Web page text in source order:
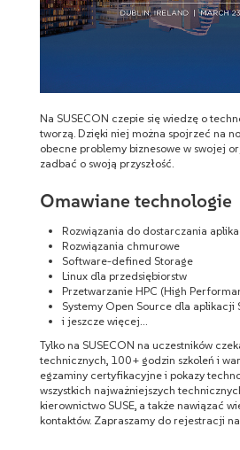
Na SUSECON czepie się wiedzę o
tworzą. Dzięki niej można spojrzeć na
obecne problemy biznesowe w swojej
zadbać o swoją przyszłość.
Omawiane technologie
Rozwiązania do dostarczania
Rozwiązania chmurowe
Software-defined Storage
Linux dla przedsiębiorstw
Przetwarzanie HPC (High
Systemy Open Source dla aplikacji
i jeszcze więcej…
Tylko na SUSECON na uczestników
technicznych, 100+ godzin szkoleń i
egzaminy certyfikacyjne i pokazy
wszystkich najważniejszych
kierownictwo SUSE, a także nawiązać
kontaktów. Zapraszamy do rejestracji na